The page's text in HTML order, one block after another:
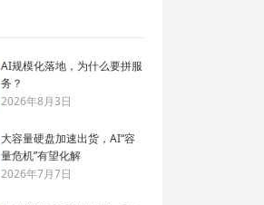
AI规模化落地，为什么要拼服
务？
2026年8月3日
大容量硬盘加速出货，AI“容
量危机”有望化解
2026年7月7日